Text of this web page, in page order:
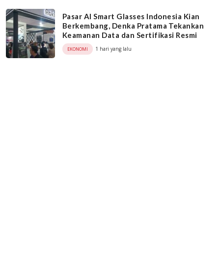
Pasar AI Smart Glasses Indonesia Kian
Berkembang, Denka Pratama Tekankan
Keamanan Data dan Sertifikasi Resmi
EKONOMI 1 hari yang lalu